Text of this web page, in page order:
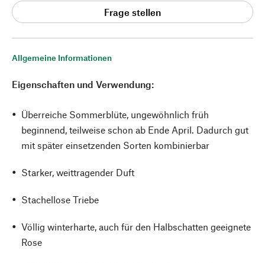
Allgemeine Informationen
Eigenschaften und Verwendung:
Überreiche Sommerblüte, ungewöhnlich früh
beginnend, teilweise schon ab Ende April. Dadurch gut
mit später einsetzenden Sorten kombinierbar
Starker, weittragender Duft
Stachellose Triebe
Völlig winterharte, auch für den Halbschatten geeignete
Rose
Frage stellen